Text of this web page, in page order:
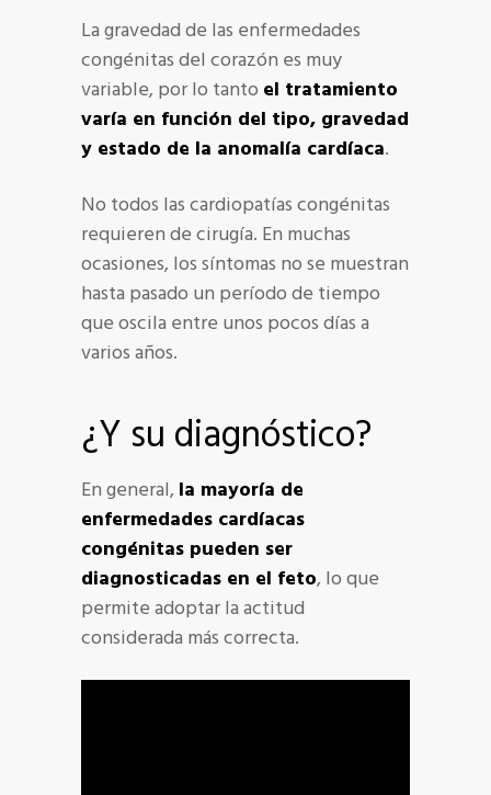
La gravedad de las enfermedades
congénitas del corazón es muy
variable, por lo tanto el tratamiento
varía en función del tipo, gravedad
y estado de la anomalía cardíaca.
No todos las cardiopatías congénitas
requieren de cirugía. En muchas
ocasiones, los síntomas no se muestran
hasta pasado un período de tiempo
que oscila entre unos pocos días a
varios años.
¿Y su diagnóstico?
En general, la mayoría de
enfermedades cardíacas
congénitas pueden ser
diagnosticadas en el feto, lo que
permite adoptar la actitud
considerada más correcta.